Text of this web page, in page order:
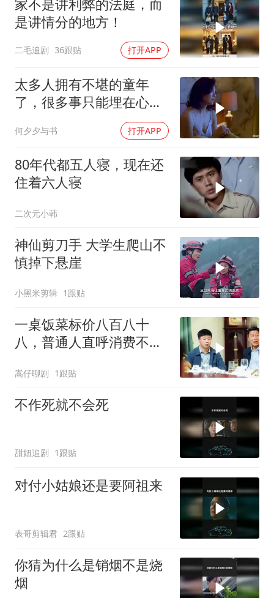
家不是讲利弊的法庭，而
是讲情分的地方！
二毛追剧 36跟贴 打开APP
太多人拥有不堪的童年
了，很多事只能埋在心
何夕夕与书 打开APP
80年代都五人寝，现在还
住着六人寝
二次元小韩
神仙剪刀手 大学生爬山不
慎掉下悬崖
小黑米剪辑 1跟贴
一桌饭菜标价八百八十
八，普通人直呼消费不
嵩仔聊剧 1跟贴
不作死就不会死
甜妞追剧 1跟贴
对付小姑娘还是要阿祖来
表哥剪辑君 2跟贴
你猜为什么是销烟不是烧
烟